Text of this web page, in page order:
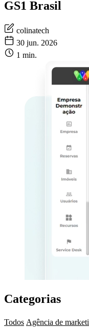
GS1 Brasil
colinatech
30 jun. 2026
1 min.
Categorias
Todos Agência de